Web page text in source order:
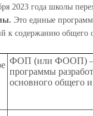
2023 года школы
Это единые
к содержанию общего
ФОП (или ФООП) –
программы
основного общего